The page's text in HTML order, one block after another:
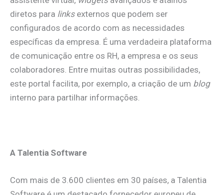
diretos para linksexternos que podem ser
configurados de acordo com as necessidades
específicas da empresa. É uma verdadeira plataforma
de comunicação entre os RH, a empresa e os seus
colaboradores. Entre muitas outras possibilidades,
este portal facilita, por exemplo, a criação de um blog
interno para partilhar informações.
A Talentia Software
Com mais de 3.600 clientes em 30 países, a Talentia